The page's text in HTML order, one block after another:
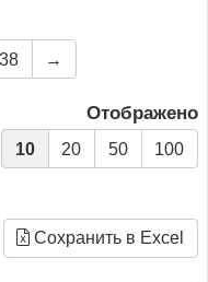
38 →
Отображено
10 20 50 100
Сохранить в Excel